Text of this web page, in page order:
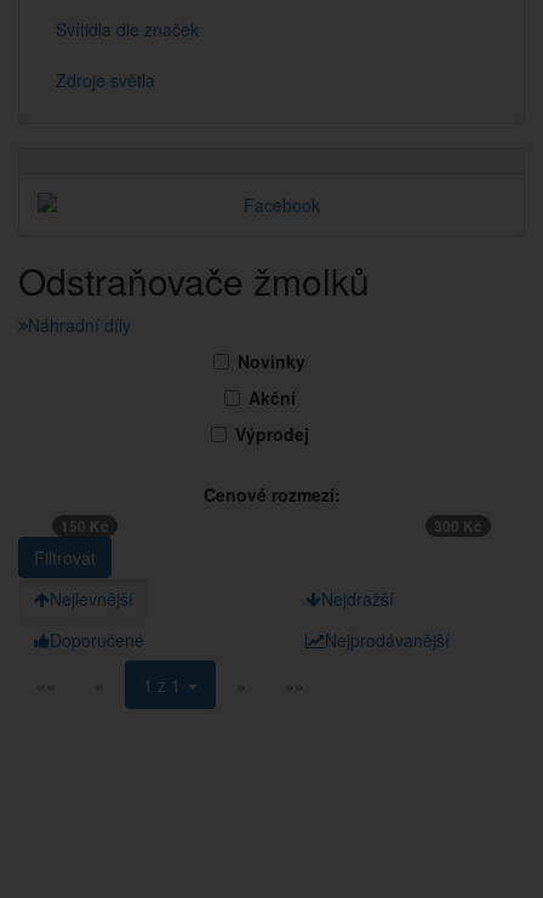
Svítidla dle značek
Zdroje světla
Odstraňovače žmolků
Náhradní díly
Novinky
Akční
Výprodej
Cenové rozmezí:
150 Kč 300 Kč
Nejlevnější
Nejdražší
Doporučené
Nejprodávanější
««
« 1 z 1 » »»